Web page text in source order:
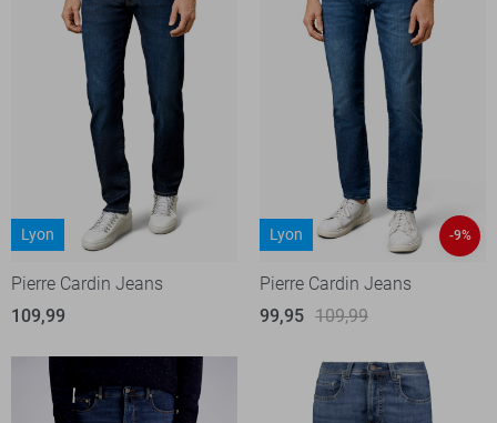
Lyon
Pierre Cardin Jeans
109,99
Lyon -9%
Pierre Cardin Jeans
99,95 109,99